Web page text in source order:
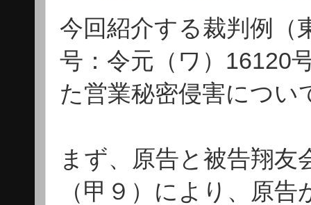
今回紹介する裁判例
号：令元（ワ）16120
た営業秘密侵害につい
まず、原告と被告翔友
（甲９）により、原